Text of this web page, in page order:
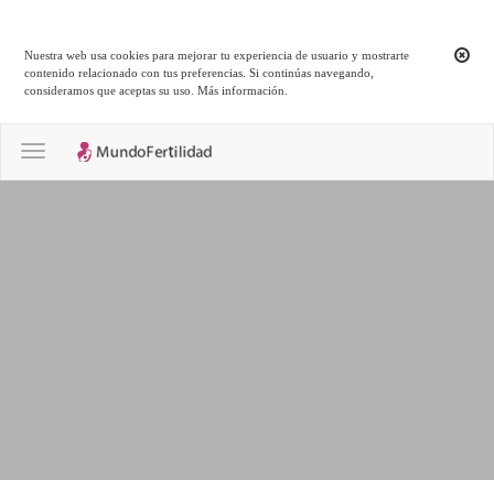
Nuestra web usa cookies para mejorar tu experiencia de usuario y mostrarte
contenido relacionado con tus preferencias. Si continúas navegando,
consideramos que aceptas su uso.Más información
Toggle navigation